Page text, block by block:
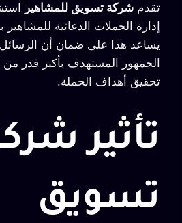
تقدم شركة تسويق للمشاهير
إدارة الحملات الدعائية
يساعد هذا على ضمان أن
الجمهور المستهدف بأكبر قدر من
تحقيق أهداف الحملة.
تأثير
تسويق